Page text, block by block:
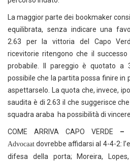
La maggior parte dei bookmaker
equilibrata, senza indicare una
2.63 per la vittoria del Capo
ricevitorie ritengono che il
probabile. Il pareggio è quotato a
possibile che la partita possa finire in
aspettarselo. La quota che, invece,
saudita è di 2.63 il che suggerisce
squadra araba ha possibilità di
COME ARRIVA CAPO VERDE –
Advocaat dovrebbe affidarsi al 4-4-2:
difesa della porta; Moreira,